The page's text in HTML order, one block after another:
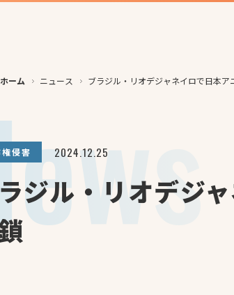
ホーム ニュース ブラジル・リオデジャネイロで日本ア
侵害 2024.12.25
ジル・リオデジ